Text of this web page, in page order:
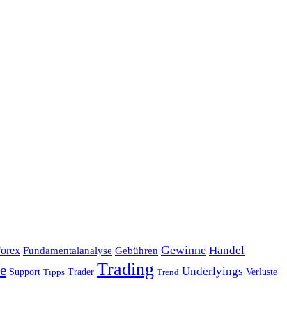
Fundamentalanalyse Gebühren Gewinne Handel
Support Tipps Trader Trading Trend Underlyings Verluste